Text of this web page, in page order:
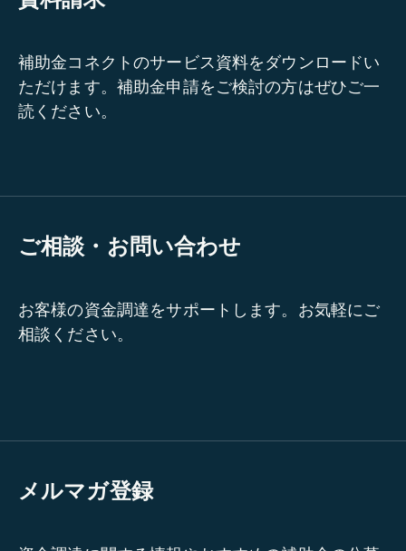
補助金コネクトのサービス資料をダウンロードい
ただけます。補助金申請をご検討の方はぜひご一
読ください。
ご相談・お問い合わせ
お客様の資金調達をサポートします。お気軽にご
相談ください。
メルマガ登録